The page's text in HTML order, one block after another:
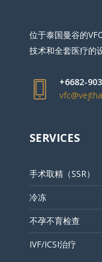
位于泰国曼谷的
技术和全套医疗的
+6682-
SERVICES
手术取精（SSR）
冷冻
不孕不育检查
IVF/ICSI治疗